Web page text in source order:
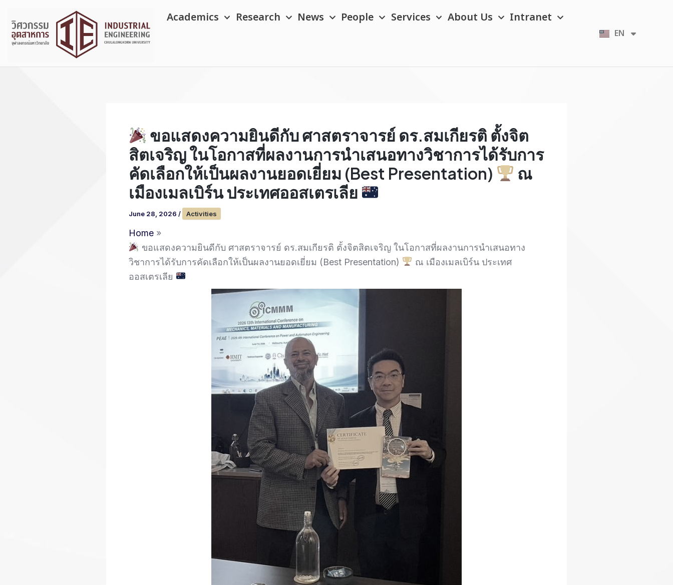
content
Academics Research News People Services About Us Intranet
EN
TH
ขอแสดงความยินดีกับ ศาสตราจารย์ ดร.สมเกียรติ ตั้งจิต
สิตเจริญ ในโอกาสที่ผลงานการนำเสนอทางวิชาการได้รับการ
คัดเลือกให้เป็นผลงานยอดเยี่ยม (Best Presentation)
ณ
เมืองเมลเบิร์น ประเทศออสเตรเลีย
June 28, 2026 / Activities
Home
ขอแสดงความยินดีกับ ศาสตราจารย์ ดร.สมเกียรติ ตั้งจิตสิตเจริญ ในโอกาสที่ผลงานการนำเสนอทาง
วิชาการได้รับการคัดเลือกให้เป็นผลงานยอดเยี่ยม (Best Presentation)
ณ เมืองเมลเบิร์น ประเทศ
ออสเตรเลีย